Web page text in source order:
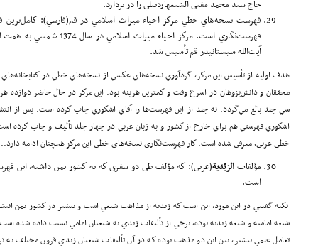
حاج سيد محمد مفتي الشيعهاردبيلي را در بردارد.
فهرست نسخه‌هاي خطي مركز احياء ميراث اسلامي در قم(فارسي): كامل‌ترين
فهرست‌نگاري است. مركز احياء
آيت‌الله سيستانيدر قم تأسيس شد.
هدف اوليه از تأسيس اين مركز، گردآوري نسخه‌هاي عكسي از نسخه‌هاي خطي در
محققان و دانش‌پژوهان در اسرع وقت و كمترين هزينه بود. اين مركز در حال حاضر
سي جلد بالغ مي‌گردد. نه جلد از اين فهرست‌ها را آقاي اشكوري چاپ كرده است. پس از
خطي عربي، معرفي شده است. كار فهرست‌نگاري نسخه‌هاي خطي اين مركز همچنان ادامه
مؤلفاتالزيّدية(عربي): كه مؤلف طي دو سفري كه به كشور يمن داشته، اين
است.
نكته گفتني در اين مورد، اين است كه زيديه از مذاهب شيعي است و بيشتر در كشور يمن
شيعه اماميه و شيعه زيديه بوده، برخي از تأليفات زيدي به شيعيان امامي نسبت داده شده
تعامل علمي بيشتر، بين اين دو مذهب بوده كه در آن تأليفات شيعيان زيدي قرون مختلف به